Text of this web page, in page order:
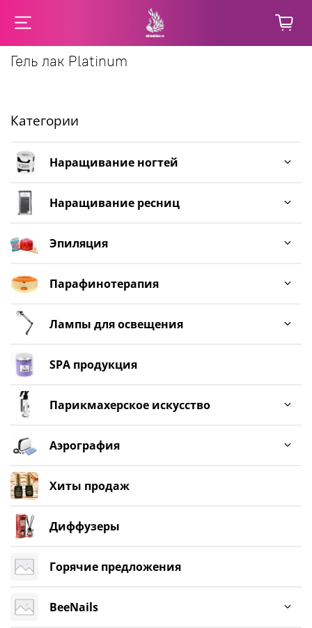
Гель лак Platinum
Категории
Наращивание ногтей
Наращивание ресниц
Эпиляция
Парафинотерапия
Лампы для освещения
SPA продукция
Парикмахерское искусство
Аэрография
Хиты продаж
Диффузеры
Горячие предложения
BeeNails